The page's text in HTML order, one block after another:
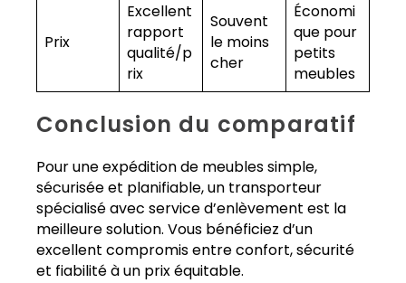
Prix
Excellent
rapport
qualité/p
rix
Souvent
le moins
cher
Économi
que pour
petits
meubles
Conclusion du comparatif
Pour une expédition de meubles simple,
sécurisée et planifiable, un transporteur
spécialisé avec service d’enlèvement est la
meilleure solution. Vous bénéficiez d’un
excellent compromis entre confort, sécurité
et fiabilité à un prix équitable.